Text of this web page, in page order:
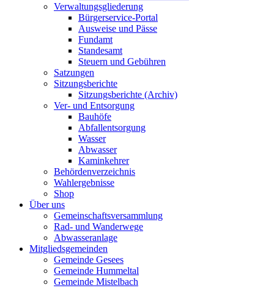
Verwaltungsgliederung
Bürgerservice-Portal
Ausweise und Pässe
Fundamt
Standesamt
Steuern und Gebühren
Satzungen
Sitzungsberichte
Sitzungsberichte (Archiv)
Ver- und Entsorgung
Bauhöfe
Abfallentsorgung
Wasser
Abwasser
Kaminkehrer
Behördenverzeichnis
Wahlergebnisse
Shop
Über uns
Gemeinschaftsversammlung
Rad- und Wanderwege
Abwasseranlage
Mitgliedsgemeinden
Gemeinde Gesees
Gemeinde Hummeltal
Gemeinde Mistelbach